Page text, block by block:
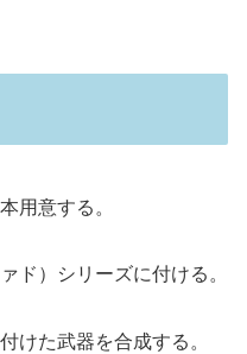
用意する。
ド）シリーズに付ける。
けた武器を合成する。